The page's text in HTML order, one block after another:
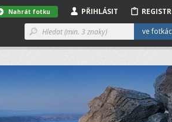
ve
PŘIHLÁSIT
Nahrát fotku